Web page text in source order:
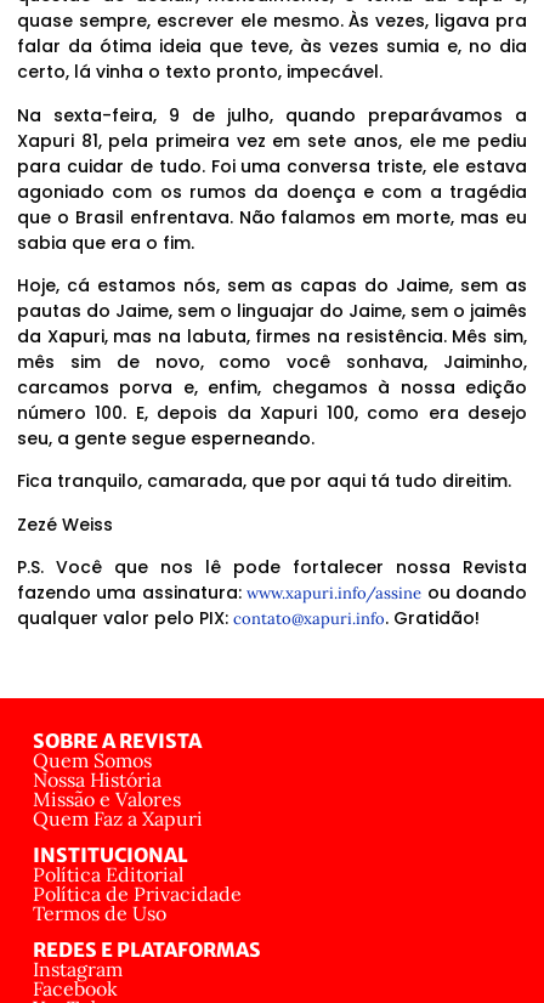
quase sempre, escrever ele mesmo. Às vezes, ligava pra
falar da ótima ideia que teve, às vezes sumia e, no dia
certo, lá vinha o texto pronto, impecável.
Na sexta-feira, 9 de julho, quando preparávamos a
Xapuri 81, pela primeira vez em sete anos, ele me pediu
para cuidar de tudo. Foi uma conversa triste, ele estava
agoniado com os rumos da doença e com a tragédia
que o Brasil enfrentava. Não falamos em morte, mas eu
sabia que era o fim.
Hoje, cá estamos nós, sem as capas do Jaime, sem as
pautas do Jaime, sem o linguajar do Jaime, sem o jaimês
da Xapuri, mas na labuta, firmes na resistência. Mês sim,
mês sim de novo, como você sonhava, Jaiminho,
carcamos porva e, enfim, chegamos à nossa edição
número 100. E, depois da Xapuri 100, como era desejo
seu, a gente segue esperneando.
Fica tranquilo, camarada, que por aqui tá tudo direitim.
Zezé Weiss
P.S. Você que nos lê pode fortalecer nossa Revista
fazendo uma assinatura:www.xapuri.info/assine ou doando
qualquer valor pelo PIX: contato@xapuri.info. Gratidão!
SOBRE A REVISTA
Quem Somos
Nossa História
Missão e Valores
Quem Faz a Xapuri
INSTITUCIONAL
Política Editorial
Política de Privacidade
Termos de Uso
REDES E PLATAFORMAS
Instagram
Facebook